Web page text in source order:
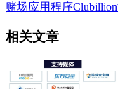
赌场应用程序
相关文章